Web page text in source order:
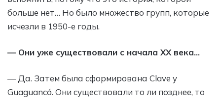
больше нет… Но было множество групп, которые
исчезли в 1950-е годы.
— Они уже существовали с начала XX века…
— Да. Затем была сформирована Clave y
Guaguancó. Они существовали то ли позднее, то